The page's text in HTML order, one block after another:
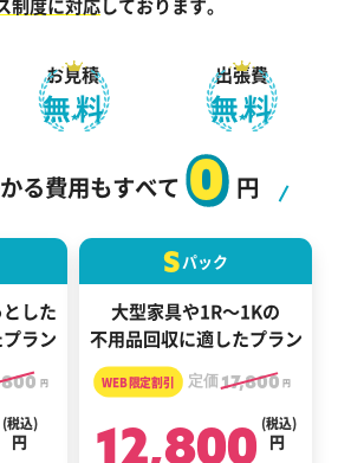
制度に対応しております。
お見積
無料
出張費
無料
る費用もすべて
0
円
した
ラン
円
円
(税込)
Sパック
大型家具や1R～1Kの
不用品回収に適したプラン
定価17,800 円
12,800 円
(税込)